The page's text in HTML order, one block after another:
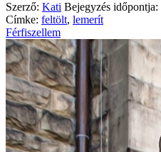
Szerző: Kati Bejegyzés időpontja:
Címke: feltölt, lemerít
Férfiszellem